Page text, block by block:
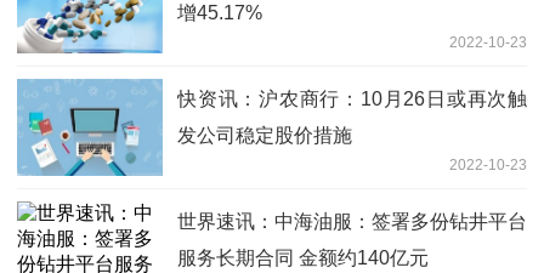
增45.17%
2022-10-23
快资讯：沪农商行：10月26日或再次触
发公司稳定股价措施
2022-10-23
世界速讯：中海油服：签署多份钻井平台
服务长期合同 金额约140亿元